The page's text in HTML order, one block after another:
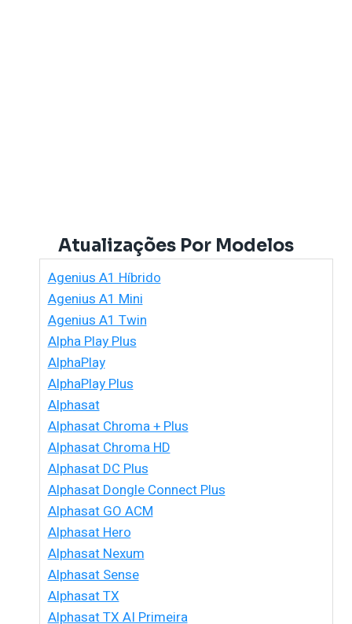
Atualizações Por Modelos
Agenius A1 Híbrido
Agenius A1 Mini
Agenius A1 Twin
Alpha Play Plus
AlphaPlay
AlphaPlay Plus
Alphasat
Alphasat Chroma + Plus
Alphasat Chroma HD
Alphasat DC Plus
Alphasat Dongle Connect Plus
Alphasat GO ACM
Alphasat Hero
Alphasat Nexum
Alphasat Sense
Alphasat TX
Alphasat TX AI Primeira